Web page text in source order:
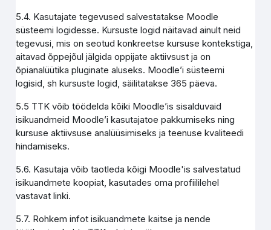
5.4. Kasutajate tegevused salvestatakse Moodle
süsteemi logidesse. Kursuste logid näitavad ainult neid
tegevusi, mis on seotud konkreetse kursuse kontekstiga,
aitavad õppejõul jälgida oppijate aktiivsust ja on
õpianalüütika pluginate aluseks. Moodle’i süsteemi
logisid, sh kursuste logid, säilitatakse 365 päeva.
5.5 TTK võib töödelda kõiki Moodle’is sisalduvaid
isikuandmeid Moodle’i kasutajatoe pakkumiseks ning
kursuse aktiivsuse analüüsimiseks ja teenuse kvaliteedi
hindamiseks.
5.6. Kasutaja võib taotleda kõigi Moodle'is salvestatud
isikuandmete koopiat, kasutades oma profiililehel
vastavat linki.
5.7. Rohkem infot isikuandmete kaitse ja nende